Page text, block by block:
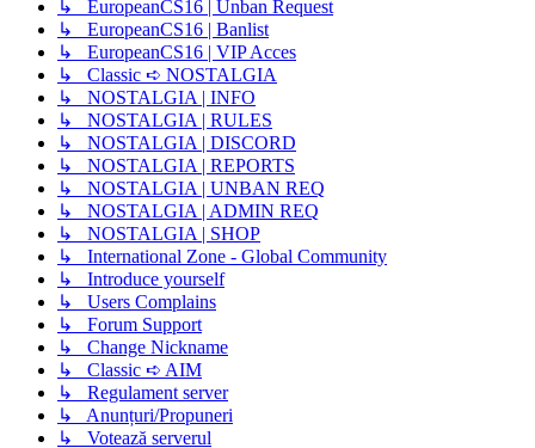
↳ EuropeanCS16 | Unban Request
↳ EuropeanCS16 | Banlist
↳ EuropeanCS16 | VIP Acces
↳ Classic ➪ NOSTALGIA
↳ NOSTALGIA | INFO
↳ NOSTALGIA | RULES
↳ NOSTALGIA | DISCORD
↳ NOSTALGIA | REPORTS
↳ NOSTALGIA | UNBAN REQ
↳ NOSTALGIA | ADMIN REQ
↳ NOSTALGIA | SHOP
↳ International Zone - Global Community
↳ Introduce yourself
↳ Users Complains
↳ Forum Support
↳ Change Nickname
↳ Classic ➪ AIM
↳ Regulament server
↳ Anunțuri/Propuneri
↳ Votează serverul